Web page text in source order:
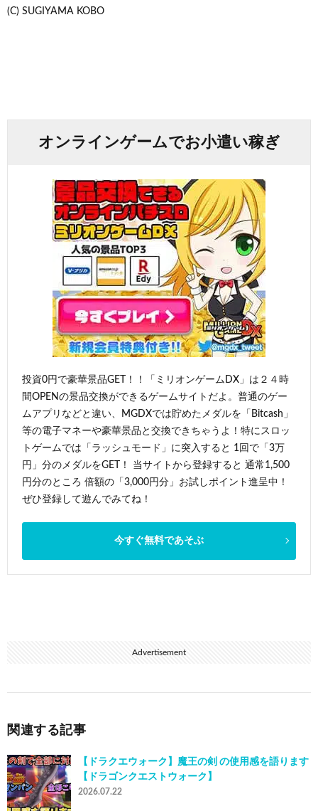
(C) SUGIYAMA KOBO
オンラインゲームでお小遣い稼ぎ
投資0円で豪華景品GET！！「ミリオンゲームDX」は２４時
間OPENの景品交換ができるゲームサイトだよ。普通のゲー
ムアプリなどと違い、MGDXでは貯めたメダルを「Bitcash」
等の電子マネーや豪華景品と交換できちゃうよ！特にスロッ
トゲームでは「ラッシュモード」に突入すると 1回で「3万
円」分のメダルをGET！ 当サイトから登録すると 通常1,500
円分のところ 倍額の「3,000円分」お試しポイント進呈中！
ぜひ登録して遊んでみてね！
今すぐ無料であそぶ
Advertisement
関連する記事
【ドラクエウォーク】魔王の剣 の使用感を語ります
【ドラゴンクエストウォーク】
2026.07.22